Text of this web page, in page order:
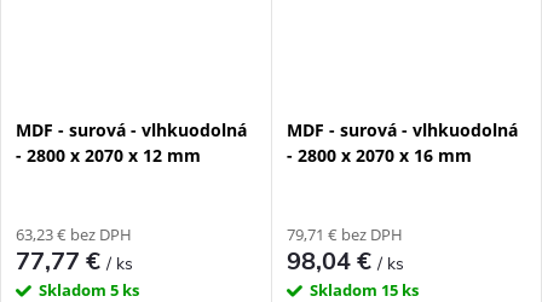
MDF - surová - vlhkuodolná
- 2800 x 2070 x 12 mm
63,23 € bez DPH
77,77 €/ ks
Skladom 5 ks
MDF - surová - vlhkuodolná
- 2800 x 2070 x 16 mm
79,71 € bez DPH
98,04 €/ ks
Skladom 15 ks